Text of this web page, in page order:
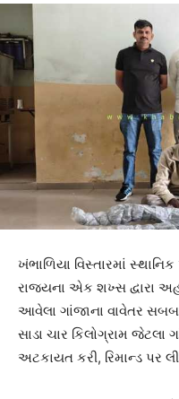
ખંભાળિયા વિસ્તારમાં
રાજ્યના એક શખ્સ દ્વારા
આવેલા ગાંજાના વાવેતર
સાડા ચાર કિલોગ્રામ જેટલા
અટકાયત કરી, રિમાન્ડ પર